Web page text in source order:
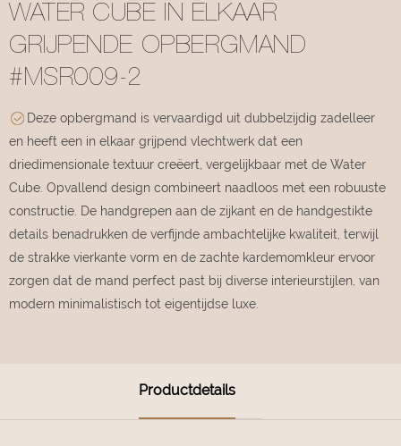
WATER CUBE IN ELKAAR
GRIJPENDE OPBERGMAND
#MSR009-2
Deze opbergmand is vervaardigd uit dubbelzijdig zadelleer
en heeft een in elkaar grijpend vlechtwerk dat een
driedimensionale textuur creëert, vergelijkbaar met de Water
Cube. Opvallend design combineert naadloos met een robuuste
constructie. De handgrepen aan de zijkant en de handgestikte
details benadrukken de verfijnde ambachtelijke kwaliteit, terwijl
de strakke vierkante vorm en de zachte kardemomkleur ervoor
zorgen dat de mand perfect past bij diverse interieurstijlen, van
modern minimalistisch tot eigentijdse luxe.
Productdetails